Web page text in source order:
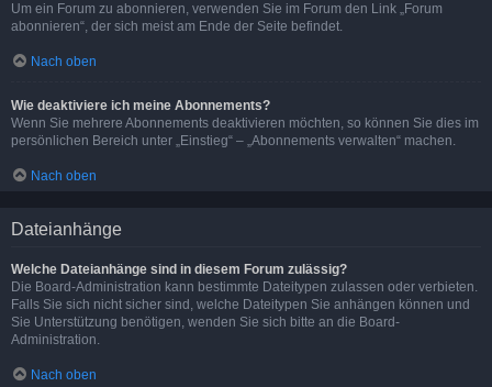
Um ein Forum zu abonnieren, verwenden Sie im Forum den Link „Forum
abonnieren“, der sich meist am Ende der Seite befindet.
Nach oben
Wie deaktiviere ich meine Abonnements?
Wenn Sie mehrere Abonnements deaktivieren möchten, so können Sie dies im
persönlichen Bereich unter „Einstieg“ – „Abonnements verwalten“ machen.
Nach oben
Dateianhänge
Welche Dateianhänge sind in diesem Forum zulässig?
Die Board-Administration kann bestimmte Dateitypen zulassen oder verbieten.
Falls Sie sich nicht sicher sind, welche Dateitypen Sie anhängen können und
Sie Unterstützung benötigen, wenden Sie sich bitte an die Board-
Administration.
Nach oben